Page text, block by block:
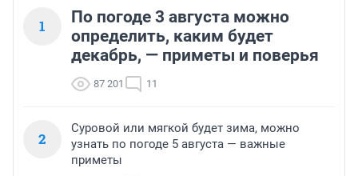
1
По погоде 3 августа можно
определить, каким будет
декабрь, — приметы и поверья
87 201 11
2
Суровой или мягкой будет зима, можно
узнать по погоде 5 августа — важные
приметы